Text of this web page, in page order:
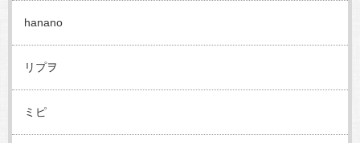
hanano
リプヲ
ミピ